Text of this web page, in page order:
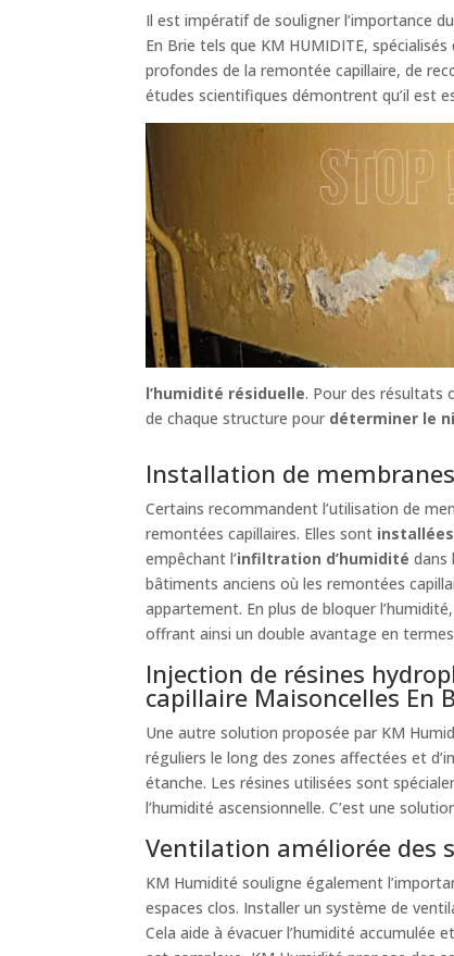
Il est impératif de souligner l’importance du
En Brie tels que KM HUMIDITE,
profondes de la remontée capillaire, de
études scientifiques démontrent qu’il est
l’humidité résiduelle. Pour des résultats
de chaque structure pour déterminer le
Installation de
Certains recommandent l’utilisation de
remontées capillaires. Elles sont installées
empêchant l’infiltration d’humidité dans
bâtiments anciens où les remontées
appartement. En plus de bloquer
offrant ainsi un double avantage en
Injection de résines
capillaire Maisoncelles En
Une autre solution proposée par KM
réguliers le long des zones affectées et
étanche. Les résines utilisées sont
l’humidité ascensionnelle. C’est une
Ventilation améliorée des
KM Humidité souligne également
espaces clos. Installer un système de
Cela aide à évacuer l’humidité